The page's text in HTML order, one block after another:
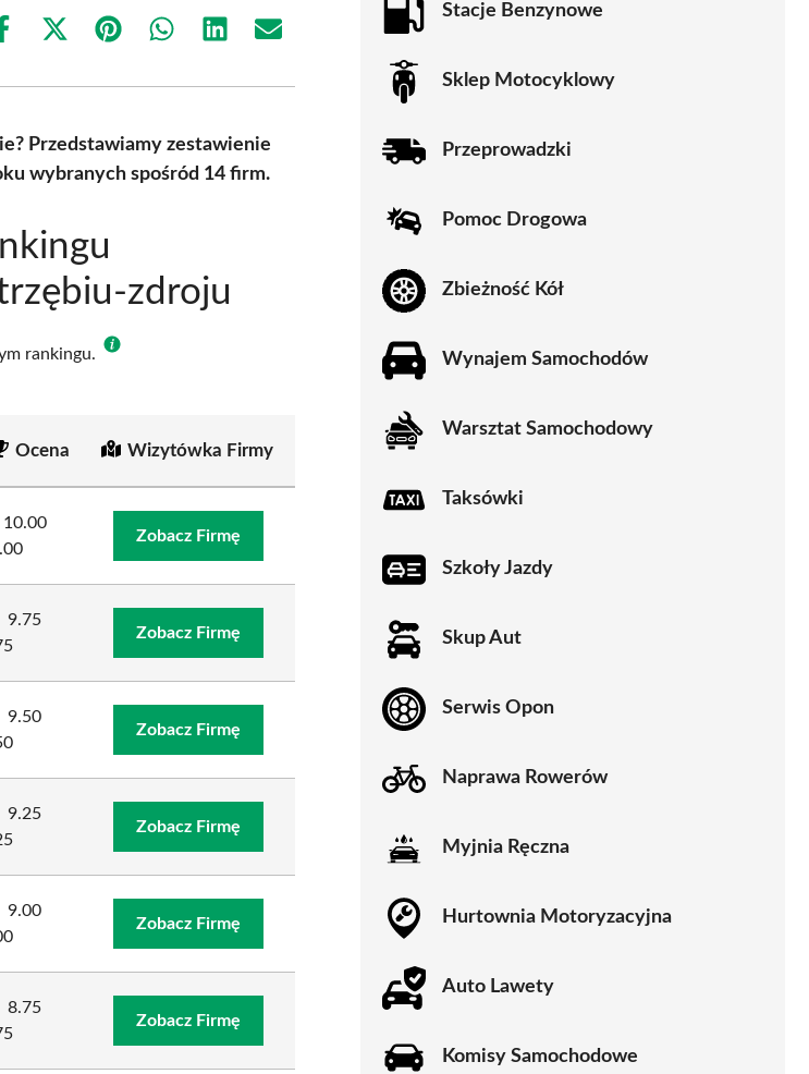
Share
Share
(Twitter)
Share Share Share Share
Przedstawiamy zestawienie
wybranych spośród 14 firm.
zdroju
rankingu.
Ocena Wizytówka Firmy
10.00
Zobacz Firmę
9.75
Zobacz Firmę
9.50
Zobacz Firmę
9.25
Zobacz Firmę
9.00
Zobacz Firmę
8.75
Zobacz Firmę
Stacje Benzynowe
Sklep Motocyklowy
Przeprowadzki
Pomoc Drogowa
Zbieżność Kół
Wynajem Samochodów
Warsztat Samochodowy
Taksówki
Szkoły Jazdy
Skup Aut
Serwis Opon
Naprawa Rowerów
Myjnia Ręczna
Hurtownia Motoryzacyjna
Auto Lawety
Komisy Samochodowe